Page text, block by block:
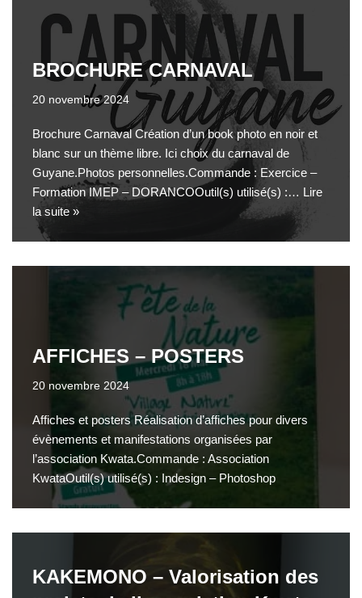
BROCHURE CARNAVAL
20 novembre 2024
Brochure Carnaval Création d’un book photo en noir et
blanc sur un thème libre. Ici choix du carnaval de
Guyane.Photos personnelles.Commande : Exercice –
Formation IMEP – DORANCOOutil(s) utilisé(s) :… Lire
la suite »
AFFICHES – POSTERS
20 novembre 2024
Affiches et posters Réalisation d’affiches pour divers
évènements et manifestations organisées par
l’association Kwata.Commande : Association
KwataOutil(s) utilisé(s) : Indesign – Photoshop
KAKEMONO – Valorisation des